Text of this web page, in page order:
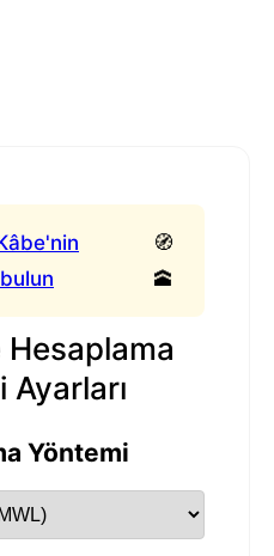
🧭
🕋
Yöntemi